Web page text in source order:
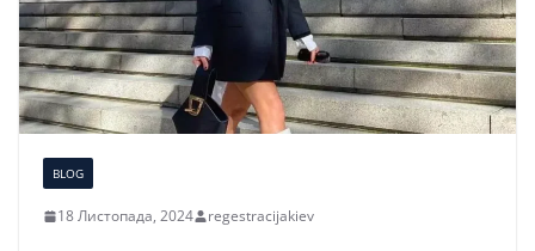
BLOG
18 Листопада, 2024 regestracijakiev